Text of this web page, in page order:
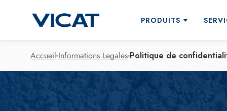
PRODUITS
Accueil Informations Legales Politique de